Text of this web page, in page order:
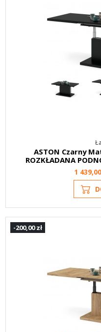
ASTON Czarny
ROZKŁADANA
1
-200,00 zł